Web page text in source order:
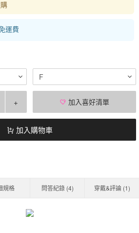
運費
F
+ 加入喜好清單
加入購物車
規格 問答紀錄 (4) 穿戴&評論 (1)